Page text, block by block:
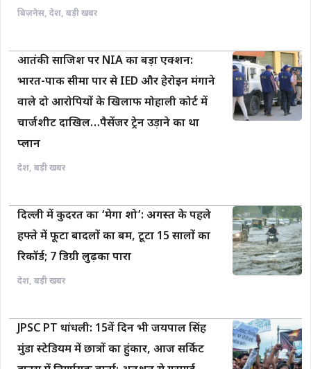
बिज़नेस, देश, बड़ी खबर
आतंकी साजिश पर NIA का बड़ा एक्शन:
भारत-पाक सीमा पार से IED और हेरोइन मंगाने
वाले दो आरोपियों के खिलाफ मोहाली कोर्ट में
चार्जशीट दाखिल…पैसेंजर ट्रेन उड़ाने का था
प्लान
देश, बड़ी खबर
दिल्ली में कुदरत का ‘मेगा शो’: अगस्त के पहले
हफ्ते में फूटा बादलों का बम, टूटा 15 सालों का
रिकॉर्ड; 7 डिग्री लुढ़का पारा
देश, बड़ी खबर
JPSC PT धांधली: 15वें दिन भी जयपाल सिंह
मुंडा स्टेडियम में छात्रों का हुंकार, आज सर्किट